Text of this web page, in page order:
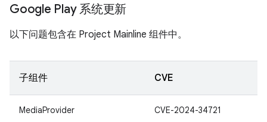
Google Play 系统更新
以下问题包含在 Project Mainline 组件中。
子组件 CVE
MediaProvider CVE-2024-34721